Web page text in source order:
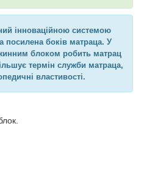
інноваційною системою
посилена боків матраца. У
блоком робить матрац
термін служби матраца,
властивості.